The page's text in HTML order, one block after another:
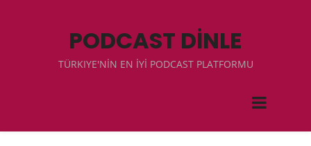
PODCAST DİNLE
TÜRKIYE'NİN EN İYİ PODCAST PLATFORMU